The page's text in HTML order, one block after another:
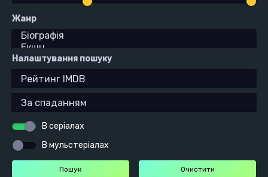
Жанр
Налаштування пошуку
В серіалах
В мульстеріалах